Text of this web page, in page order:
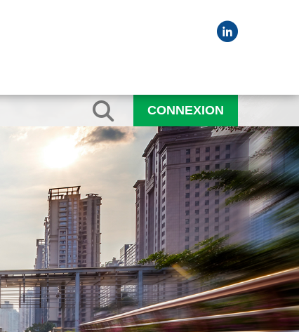
CONNEXION